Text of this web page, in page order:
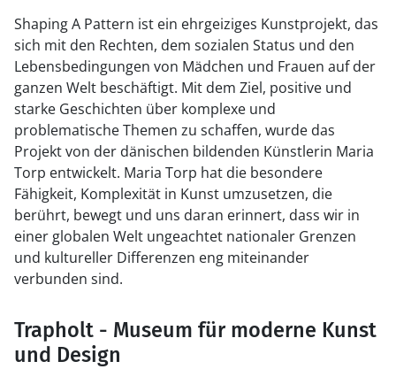
Shaping A Pattern ist ein ehrgeiziges Kunstprojekt, das
sich mit den Rechten, dem sozialen Status und den
Lebensbedingungen von Mädchen und Frauen auf der
ganzen Welt beschäftigt. Mit dem Ziel, positive und
starke Geschichten über komplexe und
problematische Themen zu schaffen, wurde das
Projekt von der dänischen bildenden Künstlerin Maria
Torp entwickelt. Maria Torp hat die besondere
Fähigkeit, Komplexität in Kunst umzusetzen, die
berührt, bewegt und uns daran erinnert, dass wir in
einer globalen Welt ungeachtet nationaler Grenzen
und kultureller Differenzen eng miteinander
verbunden sind.
Trapholt - Museum für moderne Kunst
und Design